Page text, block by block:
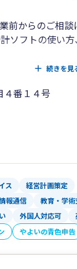
前からのご相談
ソフトの使い
】
用」するための
営管理ソフト
ルを利用して日
なります。
ないといった不
来の予測で経営
続きを見
４番１４号
ス 経営計画策定
報通信 教育・学術
外国人対応可
やよいの青色申告